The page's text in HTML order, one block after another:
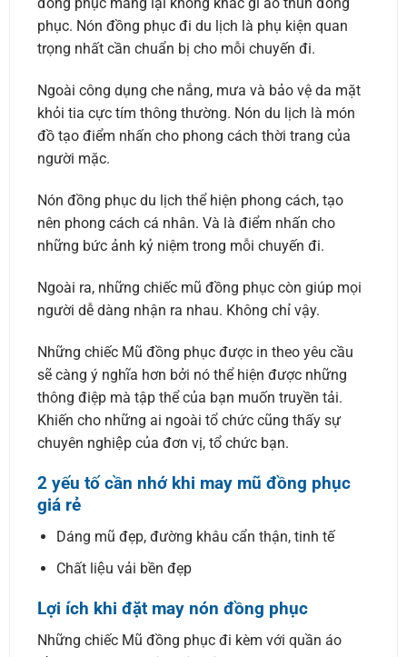
đồng phục mang lại không khác gì áo thun đồng
phục. Nón đồng phục đi du lịch là phụ kiện quan
trọng nhất cần chuẩn bị cho mỗi chuyến đi.
Ngoài công dụng che nắng, mưa và bảo vệ da mặt
khỏi tia cực tím thông thường. Nón du lịch là món
đồ tạo điểm nhấn cho phong cách thời trang của
người mặc.
Nón đồng phục du lịch thể hiện phong cách, tạo
nên phong cách cá nhân. Và là điểm nhấn cho
những bức ảnh kỷ niệm trong mỗi chuyến đi.
Ngoài ra, những chiếc mũ đồng phục còn giúp mọi
người dễ dàng nhận ra nhau. Không chỉ vậy.
Những chiếc Mũ đồng phục được in theo yêu cầu
sẽ càng ý nghĩa hơn bởi nó thể hiện được những
thông điệp mà tập thể của bạn muốn truyền tải.
Khiến cho những ai ngoài tổ chức cũng thấy sự
chuyên nghiệp của đơn vị, tổ chức bạn.
2 yếu tố cần nhớ khi may mũ đồng phục
giá rẻ
Dáng mũ đẹp, đường khâu cẩn thận, tinh tế
Chất liệu vải bền đẹp
Lợi ích khi đặt may nón đồng phục
Những chiếc Mũ đồng phục đi kèm với quần áo